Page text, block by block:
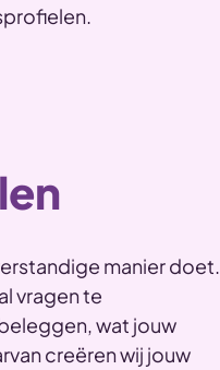
manier doet.
vragen te
wat jouw
creëren wij jouw